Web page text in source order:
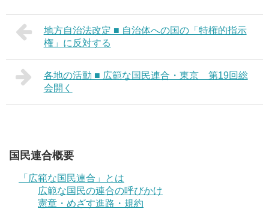
地方自治法改定 ■ 自治体への国の「特権的指示
権」に反対する
各地の活動 ■ 広範な国民連合・東京 第19回総
会開く
国民連合概要
「広範な国民連合」とは
広範な国民の連合の呼びかけ
憲章・めざす進路・規約